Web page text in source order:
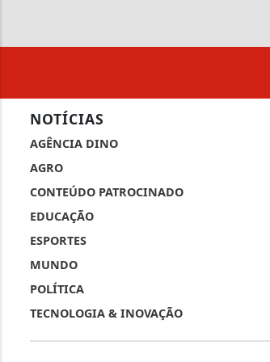
NOTÍCIAS
AGÊNCIA DINO
AGRO
CONTEÚDO PATROCINADO
EDUCAÇÃO
ESPORTES
MUNDO
POLÍTICA
TECNOLOGIA & INOVAÇÃO